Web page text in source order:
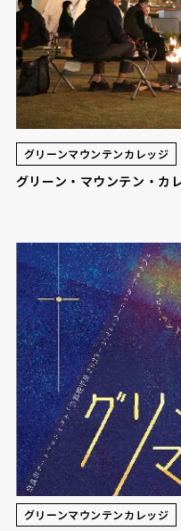
グリーンマウンテンカレッジ
グリーン・マウンテン・カ
グリーンマウンテンカレッジ